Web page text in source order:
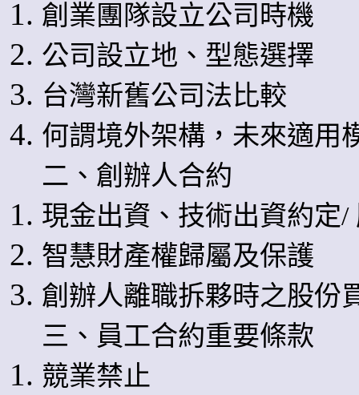
創業團隊設立公司時機
公司設立地、型態選擇
台灣新舊公司法比較
何謂境外架構，未來適用
二、創辦人合約
現金出資、技術出資約定/
智慧財產權歸屬及保護
創辦人離職拆夥時之股份
三、員工合約重要條款
競業禁止